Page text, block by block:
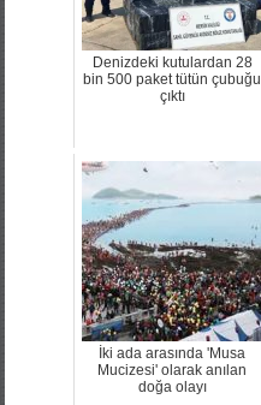
Denizdeki kutulardan 28
bin 500 paket tütün çubuğu
çıktı
İki ada arasında 'Musa
Mucizesi' olarak anılan
doğa olayı